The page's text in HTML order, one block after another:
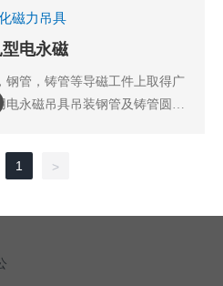
磁力吊具
电永磁
钢管，铸管等导磁工件上取得广
电永磁吊具吊装钢管及铸管圆形
吨，32吨。
1 >